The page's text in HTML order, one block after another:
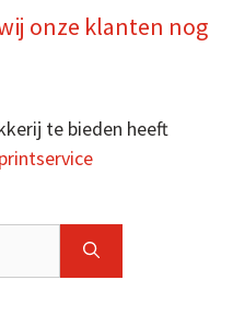
onze klanten nog
te bieden heeft